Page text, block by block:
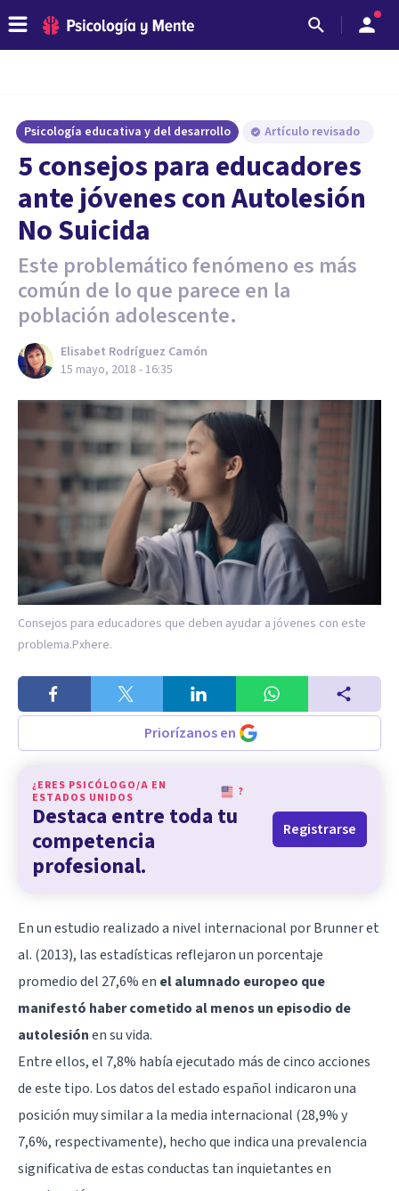
Psicología educativa y del desarrollo Artículo revisado
5 consejos para educadores
ante jóvenes con Autolesión
No Suicida
Este problemático fenómeno es más
común de lo que parece en la
población adolescente.
Elisabet Rodríguez Camón
15 mayo, 2018 - 16:35
Consejos para educadores que deben ayudar a jóvenes con este
problema.Pxhere.
Priorízanos en
¿ERES PSICÓLOGO/A EN
ESTADOS UNIDOS
?
Destaca entre toda tu
competencia
profesional.
Registrarse
En un estudio realizado a nivel internacional por Brunner et
al. (2013), las estadísticas reflejaron un porcentaje
promedio del 27,6% en el alumnado europeo que
manifestó haber cometido al menos un episodio de
autolesiónen su vida.
Entre ellos, el 7,8% había ejecutado más de cinco acciones
de este tipo. Los datos del estado español indicaron una
posición muy similar a la media internacional (28,9% y
7,6%, respectivamente), hecho que indica una prevalencia
significativa de estas conductas tan inquietantes en